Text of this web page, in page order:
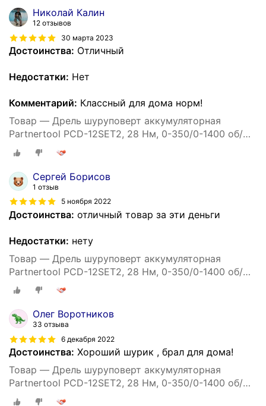
Николай Калин
12 отзывов
30 марта 2023
Достоинства: Отличный
Недостатки: Нет
Комментарий: Классный для дома норм!
Товар — Дрель шуруповерт аккумуляторная
Partnertool PCD-12SET2, 28 Нм, 0-350/0-1400 об/
мин, 24 предм, кейс
Сергей Борисов
1 отзыв
5 ноября 2022
Достоинства: отличный товар за эти деньги
Недостатки: нету
Товар — Дрель шуруповерт аккумуляторная
Partnertool PCD-12SET2, 28 Нм, 0-350/0-1400 об/
мин, 24 предм, кейс
Олег Воротников
33 отзыва
6 декабря 2022
Достоинства: Хороший шурик , брал для дома!
Товар — Дрель шуруповерт аккумуляторная
Partnertool PCD-12SET2, 28 Нм, 0-350/0-1400 об/
мин, 24 предм, кейс